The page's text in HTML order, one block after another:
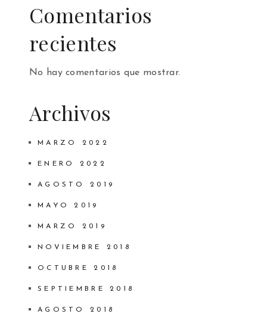
Comentarios
recientes
No hay comentarios que mostrar.
Archivos
MARZO 2022
ENERO 2022
AGOSTO 2019
MAYO 2019
MARZO 2019
NOVIEMBRE 2018
OCTUBRE 2018
SEPTIEMBRE 2018
AGOSTO 2018